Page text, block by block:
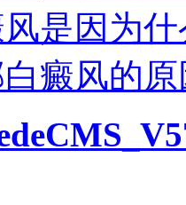
是因为
癜风的